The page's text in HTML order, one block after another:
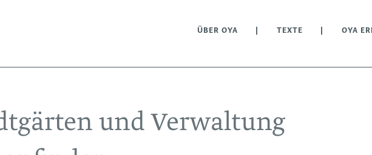
ÜBER OYA TEXTE OYA
und Verwaltung